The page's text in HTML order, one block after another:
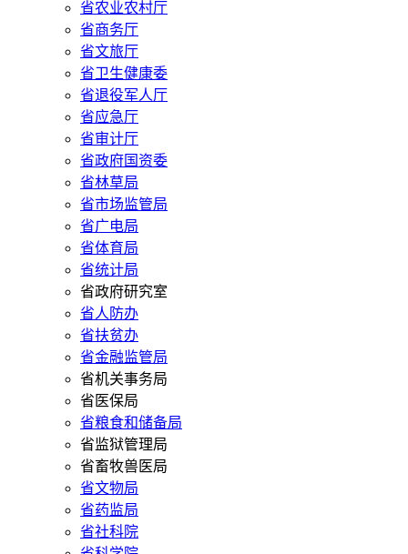
省农业农村厅
省商务厅
省文旅厅
省卫生健康委
省退役军人厅
省应急厅
省审计厅
省政府国资委
省林草局
省市场监管局
省广电局
省体育局
省统计局
省政府研究室
省人防办
省扶贫办
省金融监管局
省机关事务局
省医保局
省粮食和储备局
省监狱管理局
省畜牧兽医局
省文物局
省药监局
省社科院